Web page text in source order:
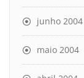
junho 2004
maio 2004